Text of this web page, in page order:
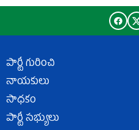
పార్టీ గురించి
నాయకులు
సాధకం
పార్టీ సభ్యులు